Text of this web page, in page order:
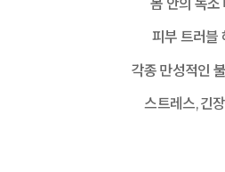
몸 안의 독소
피부 트러블
각종 만성적인
스트레스, 긴